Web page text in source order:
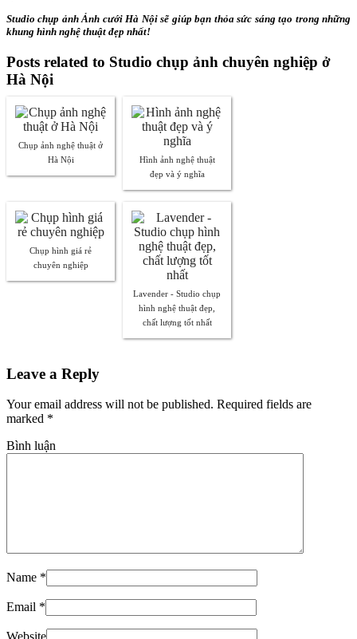
Studio chụp ảnh Ảnh cưới Hà Nội sẽ giúp bạn thỏa sức sáng tạo trong những
khung hình nghệ thuật đẹp nhất!
Posts related to Studio chụp ảnh chuyên nghiệp ở
Hà Nội
Chụp ảnh nghệ thuật ở
Hà Nội
Hình ảnh nghệ thuật
đẹp và ý nghĩa
Chụp hình giá rẻ
chuyên nghiệp
Lavender - Studio chụp
hình nghệ thuật đẹp,
chất lượng tốt nhất
Leave a Reply
Your email address will not be published. Required fields are
marked *
Bình luận
Name *
Email *